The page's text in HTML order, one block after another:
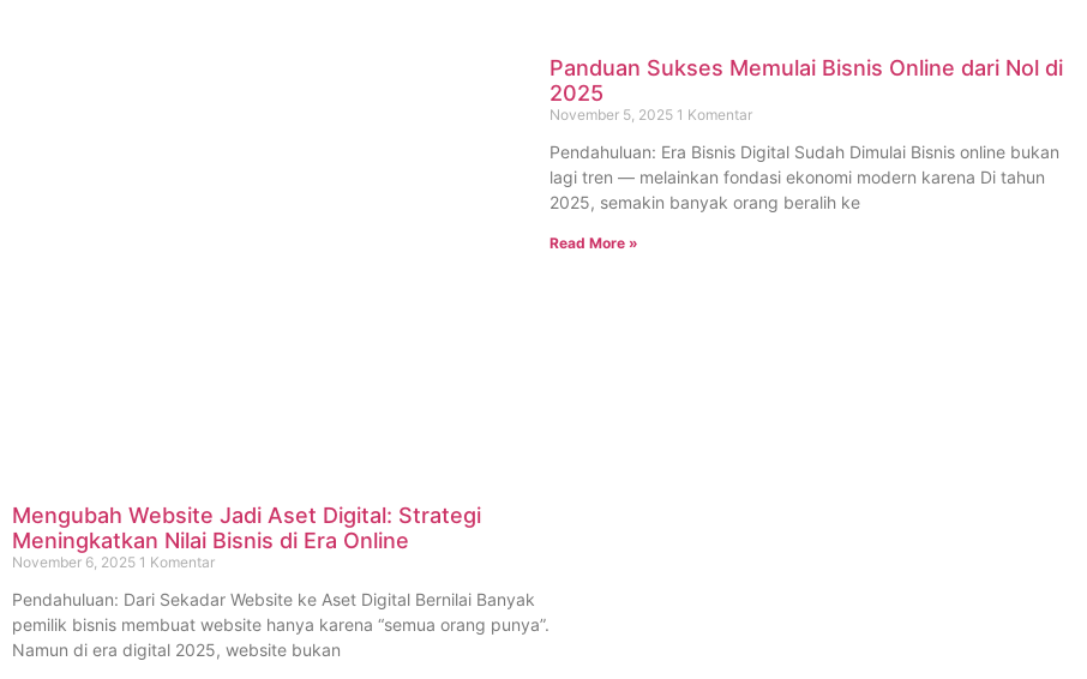
Mengubah Website Jadi Aset Digital: Strategi
Meningkatkan Nilai Bisnis di Era Online
November 6, 2025 1 Komentar
Pendahuluan: Dari Sekadar Website ke Aset Digital Bernilai Banyak
pemilik bisnis membuat website hanya karena “semua orang punya”.
Namun di era digital 2025, website bukan
Panduan Sukses Memulai Bisnis Online dari Nol di
2025
November 5, 2025 1 Komentar
Pendahuluan: Era Bisnis Digital Sudah Dimulai Bisnis online bukan
lagi tren — melainkan fondasi ekonomi modern karena Di tahun
2025, semakin banyak orang beralih ke
Read More »